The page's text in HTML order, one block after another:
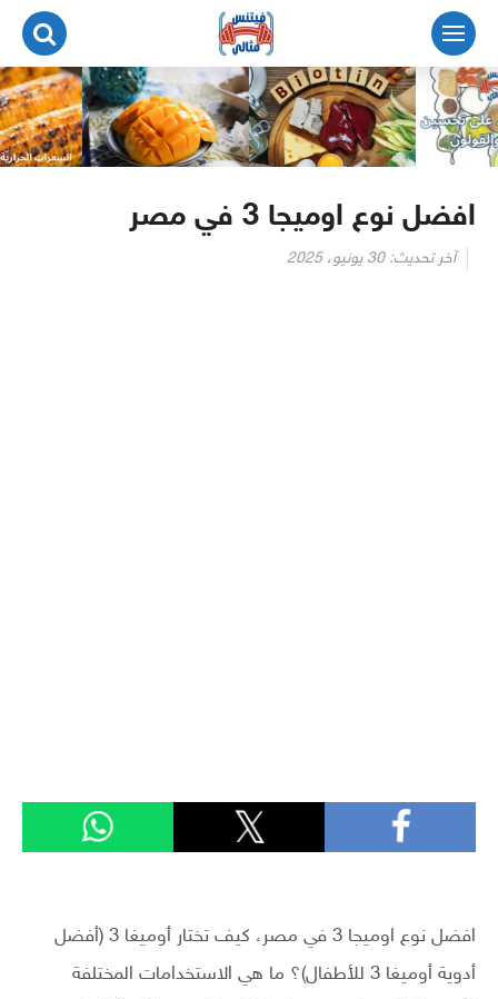
التجاوز
المحتوى
افضل نوع اوميجا 3 في مصر
آخر تحديث: 30 يونيو، 2025
افضل نوع اوميجا 3 في مصر، كيف تختار أوميغا 3 (أفضل
أدوية أوميغا 3 للأطفال)؟ ما هي الاستخدامات المختلفة